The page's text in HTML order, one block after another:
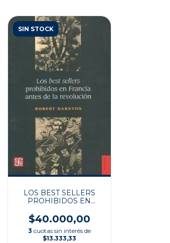
SIN STOCK
LOS BEST SELLERS
PROHIBIDOS EN
REVOLUCIÓN
$40.000,00
3 cuotas sin interés de
$13.333,33